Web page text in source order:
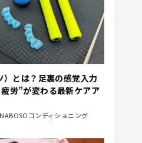
とは？足裏の感覚入力
労”が変わる最新ケアア
NABOSOコンディショニング